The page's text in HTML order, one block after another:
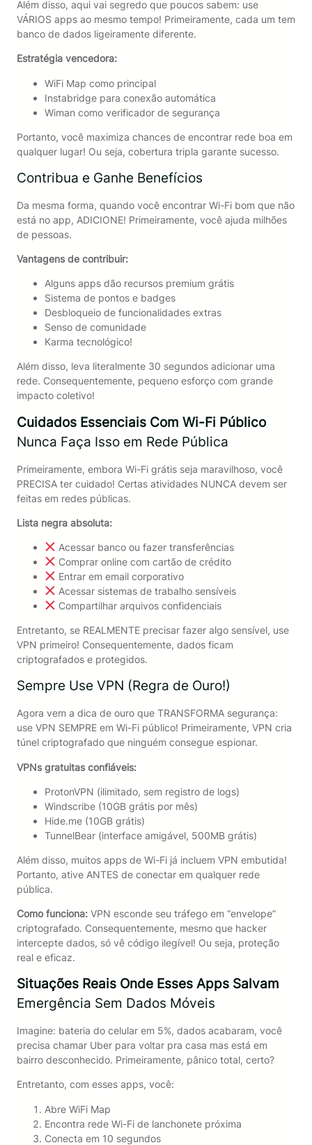
Além disso, aqui vai segredo que poucos sabem: use
VÁRIOS apps ao mesmo tempo! Primeiramente, cada um tem
banco de dados ligeiramente diferente.
Estratégia vencedora:
WiFi Map como principal
Instabridge para conexão automática
Wiman como verificador de segurança
Portanto, você maximiza chances de encontrar rede boa em
qualquer lugar! Ou seja, cobertura tripla garante sucesso.
Contribua e Ganhe Benefícios
Da mesma forma, quando você encontrar Wi-Fi bom que não
está no app, ADICIONE! Primeiramente, você ajuda milhões
de pessoas.
Vantagens de contribuir:
Alguns apps dão recursos premium grátis
Sistema de pontos e badges
Desbloqueio de funcionalidades extras
Senso de comunidade
Karma tecnológico!
Além disso, leva literalmente 30 segundos adicionar uma
rede. Consequentemente, pequeno esforço com grande
impacto coletivo!
Cuidados Essenciais Com Wi-Fi Público
Nunca Faça Isso em Rede Pública
Primeiramente, embora Wi-Fi grátis seja maravilhoso, você
PRECISA ter cuidado! Certas atividades NUNCA devem ser
feitas em redes públicas.
Lista negra absoluta:
Acessar banco ou fazer transferências
Comprar online com cartão de crédito
Entrar em email corporativo
Acessar sistemas de trabalho sensíveis
Compartilhar arquivos confidenciais
Entretanto, se REALMENTE precisar fazer algo sensível, use
VPN primeiro! Consequentemente, dados ficam
criptografados e protegidos.
Sempre Use VPN (Regra de Ouro!)
Agora vem a dica de ouro que TRANSFORMA segurança:
use VPN SEMPRE em Wi-Fi público! Primeiramente, VPN cria
túnel criptografado que ninguém consegue espionar.
VPNs gratuitas confiáveis:
ProtonVPN (ilimitado, sem registro de logs)
Windscribe (10GB grátis por mês)
Hide.me (10GB grátis)
TunnelBear (interface amigável, 500MB grátis)
Além disso, muitos apps de Wi-Fi já incluem VPN embutida!
Portanto, ative ANTES de conectar em qualquer rede
pública.
Como funciona:VPN esconde seu tráfego em “envelope”
criptografado. Consequentemente, mesmo que hacker
intercepte dados, só vê código ilegível! Ou seja, proteção
real e eficaz.
Situações Reais Onde Esses Apps Salvam
Emergência Sem Dados Móveis
Imagine: bateria do celular em 5%, dados acabaram, você
precisa chamar Uber para voltar pra casa mas está em
bairro desconhecido. Primeiramente, pânico total, certo?
Entretanto, com esses apps, você:
Abre WiFi Map
Encontra rede Wi-Fi de lanchonete próxima
Conecta em 10 segundos